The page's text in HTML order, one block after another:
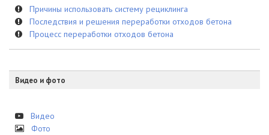
Причины использовать систему рециклинга
Последствия и решения переработки отходов бетона
Процесс переработки отходов бетона
Видео и фото
Видео
Фото